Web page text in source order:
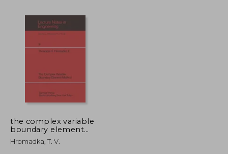
$ 128.37
$ 70.60
40%
the complex variable
boundary element
method (en Inglés)
Hromadka, T. V.